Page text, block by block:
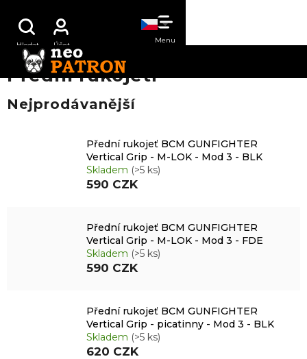
obsah
Přední rukojeti
Nejprodávanější
Přední rukojeť BCM GUNFIGHTER
Vertical Grip - M-LOK - Mod 3 - BLK
Skladem (>5 ks)
590 CZK
Přední rukojeť BCM GUNFIGHTER
Vertical Grip - M-LOK - Mod 3 - FDE
Skladem (>5 ks)
590 CZK
Přední rukojeť BCM GUNFIGHTER
Vertical Grip - picatinny - Mod 3 - BLK
Skladem (>5 ks)
620 CZK